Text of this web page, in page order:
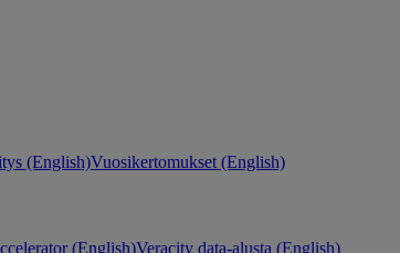
(English)Vuosikertomukset (English)
(English)Veracity data-alusta (English)